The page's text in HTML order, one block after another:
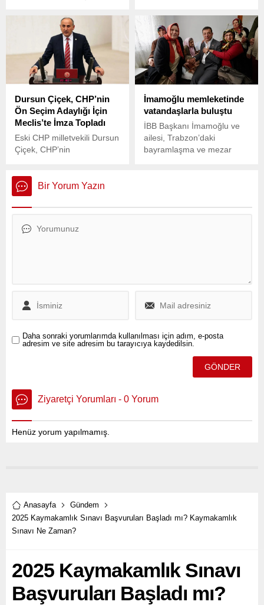
için hazırlıkların sürdüğü
ancak bazı zorlukların
yaşandığı iddia ediliyor.
Dursun Çiçek, CHP’nin
Ön Seçim Adaylığı İçin
Meclis’te İmza Topladı
Eski CHP milletvekili Dursun
Çiçek, CHP’nin
TBMM’ye gelerek adaylık
başvurusu için imza
toplamaya başladı.
İmamoğlu memleketinde
vatandaşlarla buluştu
İBB Başkanı İmamoğlu ve
ailesi, Trabzon’daki
bayramlaşma ve mezar
İmamoğlu, “Biz, insanları
Esas olan milletin iyiliğidir.
Bir Yorum Yazın
Daha sonraki yorumlarımda kullanılması için adım, e-posta
adresim ve site adresim bu tarayıcıya kaydedilsin.
Ziyaretçi Yorumları - 0 Yorum
Henüz yorum yapılmamış.
Anasayfa
Gündem
2025 Kaymakamlık Sınavı Başvuruları Başladı mı? Kaymakamlık
Sınavı Ne Zaman?
2025 Kaymakamlık Sınavı
Başvuruları Başladı mı?